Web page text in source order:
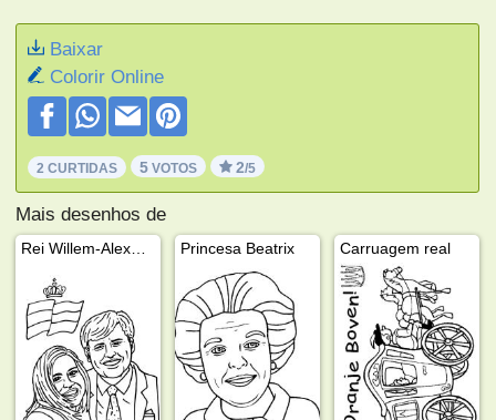
Baixar
Colorir Online
2 CURTIDAS 5 VOTOS 2/5
Mais desenhos de
Princesa Beatrix Carruagem real